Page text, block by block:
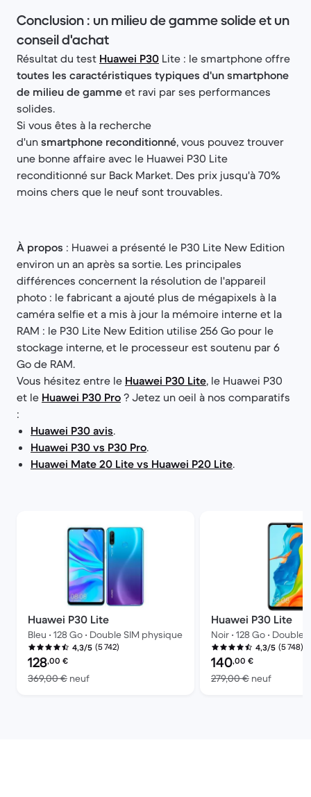
Conclusion : un milieu de gamme solide et un
conseil d'achat
Résultat du test Huawei P30 Lite : le smartphone offre
toutes les caractéristiques typiques d'un smartphone
de milieu de gamme et ravi par ses performances
solides.
Si vous êtes à la recherche
d'un smartphone reconditionné, vous pouvez trouver
une bonne affaire avec le Huawei P30 Lite
reconditionné sur Back Market. Des prix jusqu'à 70%
moins chers que le neuf sont trouvables.
À propos : Huawei a présenté le P30 Lite New Edition
environ un an après sa sortie. Les principales
différences concernent la résolution de l'appareil
photo : le fabricant a ajouté plus de mégapixels à la
caméra selfie et a mis à jour la mémoire interne et la
RAM : le P30 Lite New Edition utilise 256 Go pour le
stockage interne, et le processeur est soutenu par 6
Go de RAM.
Vous hésitez entre le Huawei P30 Lite, le Huawei P30
et le Huawei P30 Pro ? Jetez un oeil à nos comparatifs
:
Huawei P30 avis.
Huawei P30 vs P30 Pro.
Huawei Mate 20 Lite vs Huawei P20 Lite.
Huawei P30 Lite
Bleu • 128 Go • Double SIM physique
4,3/5 (5 742)
Prix reconditionné :
128,00 €
369,00 € neufcontre 369,00 € neuf
Huawei P30 Lite
Noir • 128 Go • Double
4,3/5 (5 748)
Prix reconditionné :
140,00 €
279,00 € neufcontre